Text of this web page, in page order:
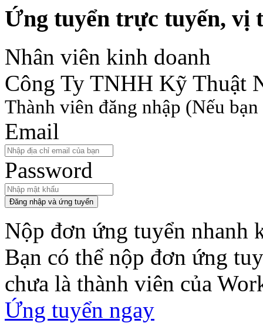
Ứng tuyển trực tuyến, vị
Nhân viên kinh doanh
Công Ty TNHH Kỹ Thuật
Thành viên đăng nhập (Nếu
Email
Password
Đăng nhập và ứng tuyển
Nộp đơn ứng tuyển nhanh
Bạn có thể nộp đơn ứng
chưa là thành viên của
Ứng tuyển ngay